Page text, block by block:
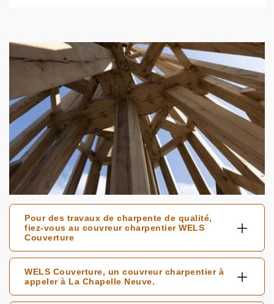
Pour des travaux de charpente de qualité,
fiez-vous au couvreur charpentier WELS
Couverture
WELS Couverture, un couvreur charpentier à
appeler à La Chapelle Neuve.